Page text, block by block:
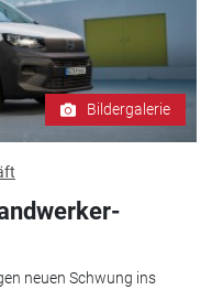
Bildergalerie
neuen Schwung ins